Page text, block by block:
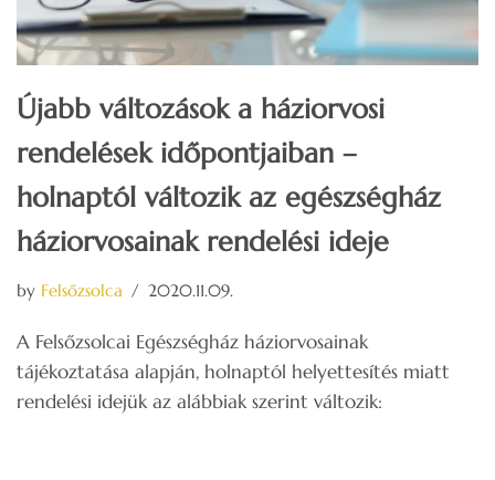
Újabb változások a háziorvosi
rendelések időpontjaiban –
holnaptól változik az egészségház
háziorvosainak rendelési ideje
by Felsőzsolca 2020.11.09.
A Felsőzsolcai Egészségház háziorvosainak
tájékoztatása alapján, holnaptól helyettesítés miatt
rendelési idejük az alábbiak szerint változik: